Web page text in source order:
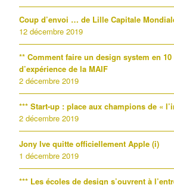
Coup d’envoi … de Lille Capitale
12 décembre 2019
** Comment faire un design system en
d’expérience de la MAIF
2 décembre 2019
*** Start-up : place aux champions de «
2 décembre 2019
Jony Ive quitte officiellement Apple (i)
1 décembre 2019
*** Les écoles de design s’ouvrent à